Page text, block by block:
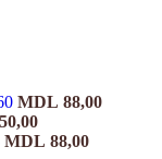
MDL 88,00
MDL 88,00